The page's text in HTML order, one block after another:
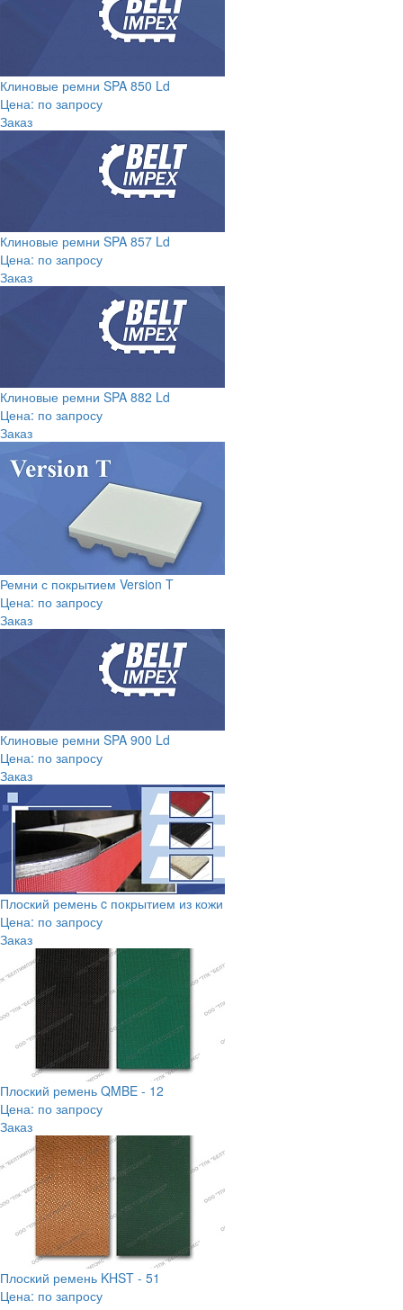
Клиновые ремни SPA 850 Ld
Цена: по запросу
Заказ
Клиновые ремни SPA 857 Ld
Цена: по запросу
Заказ
Клиновые ремни SPA 882 Ld
Цена: по запросу
Заказ
Ремни с покрытием Version T
Цена: по запросу
Заказ
Клиновые ремни SPA 900 Ld
Цена: по запросу
Заказ
Плоский ремень c покрытием из кожи
Цена: по запросу
Заказ
Плоский ремень QMBE - 12
Цена: по запросу
Заказ
Плоский ремень KHST - 51
Цена: по запросу